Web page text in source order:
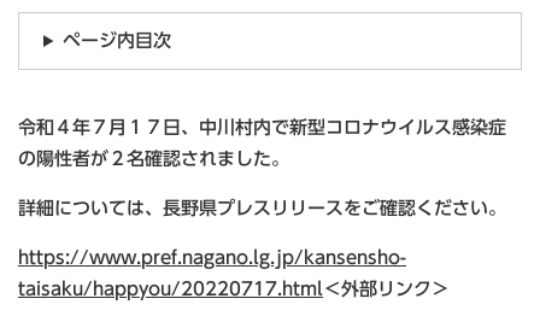
ページ内目次
令和４年７月１７日、中川村内で新型コロナウイルス感染症
の陽性者が２名確認されました。
詳細については、長野県プレスリリースをご確認ください。
https://www.pref.nagano.lg.jp/kansensho-
taisaku/happyou/20220717.html＜外部リンク＞